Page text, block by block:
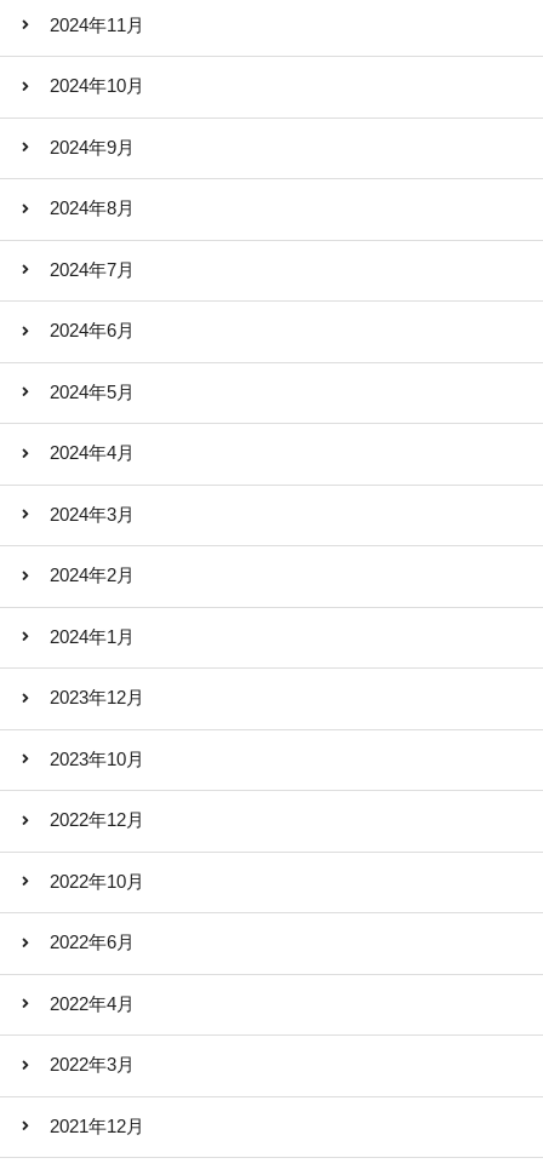
2024年11月
2024年10月
2024年9月
2024年8月
2024年7月
2024年6月
2024年5月
2024年4月
2024年3月
2024年2月
2024年1月
2023年12月
2023年10月
2022年12月
2022年10月
2022年6月
2022年4月
2022年3月
2021年12月